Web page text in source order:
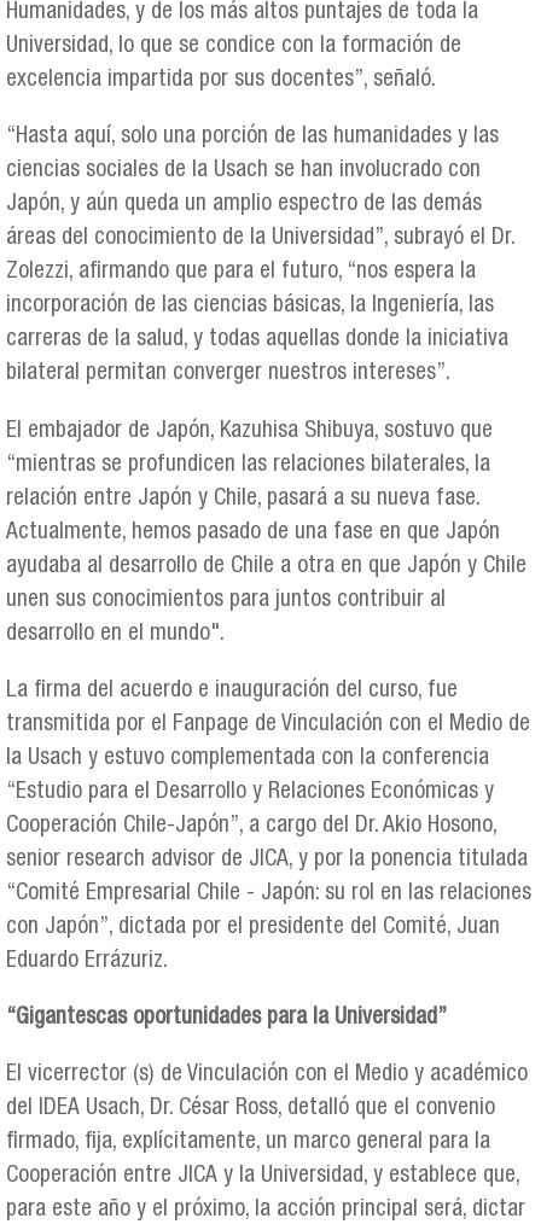
Humanidades, y de los más altos puntajes de toda la
Universidad, lo que se condice con la formación de
excelencia impartida por sus docentes”, señaló.
“Hasta aquí, solo una porción de las humanidades y las
ciencias sociales de la Usach se han involucrado con
Japón, y aún queda un amplio espectro de las demás
áreas del conocimiento de la Universidad”, subrayó el Dr.
Zolezzi, afirmando que para el futuro, “nos espera la
incorporación de las ciencias básicas, la Ingeniería, las
carreras de la salud, y todas aquellas donde la iniciativa
bilateral permitan converger nuestros intereses”.
El embajador de Japón, Kazuhisa Shibuya, sostuvo que
“mientras se profundicen las relaciones bilaterales, la
relación entre Japón y Chile, pasará a su nueva fase.
Actualmente, hemos pasado de una fase en que Japón
ayudaba al desarrollo de Chile a otra en que Japón y Chile
unen sus conocimientos para juntos contribuir al
desarrollo en el mundo".
La firma del acuerdo e inauguración del curso, fue
transmitida por el Fanpage de Vinculación con el Medio de
la Usach y estuvo complementada con la conferencia
“Estudio para el Desarrollo y Relaciones Económicas y
Cooperación Chile-Japón”, a cargo del Dr. Akio Hosono,
senior research advisor de JICA, y por la ponencia titulada
“Comité Empresarial Chile - Japón: su rol en las relaciones
con Japón”, dictada por el presidente del Comité, Juan
Eduardo Errázuriz.
“Gigantescas oportunidades para la Universidad”
El vicerrector (s) de Vinculación con el Medio y académico
del IDEA Usach, Dr. César Ross, detalló que el convenio
firmado, fija, explícitamente, un marco general para la
Cooperación entre JICA y la Universidad, y establece que,
para este año y el próximo, la acción principal será, dictar